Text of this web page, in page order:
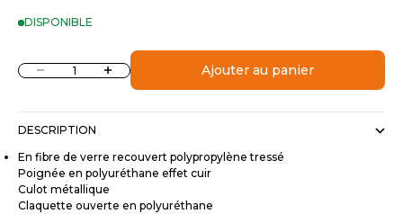
DISPONIBLE
Diminuer la quantitéAugmenter la quantitéAjouter au panier
DESCRIPTION
En fibre de verre recouvert polypropylène tressé
Poignée en polyuréthane effet cuir
Culot métallique
Claquette ouverte en polyuréthane